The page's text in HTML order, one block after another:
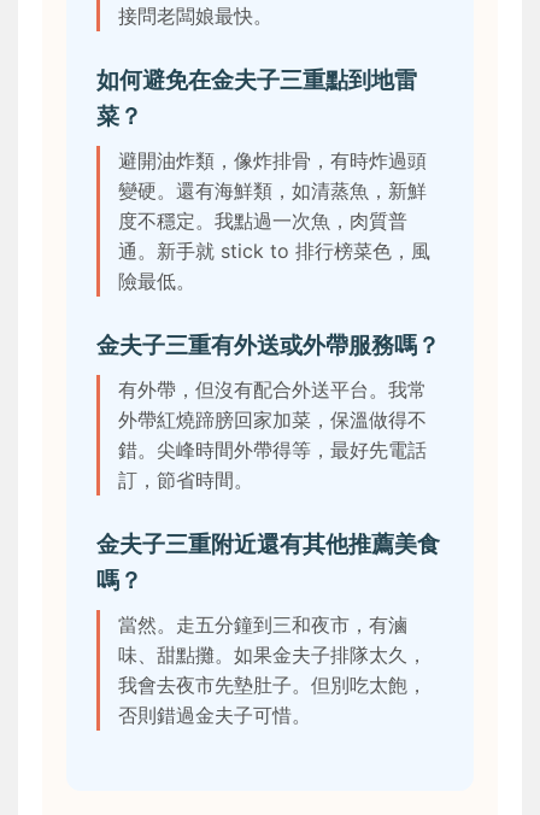
接問老闆娘最快。
如何避免在金夫子三重點到地雷
菜？
避開油炸類，像炸排骨，有時炸過頭
變硬。還有海鮮類，如清蒸魚，新鮮
度不穩定。我點過一次魚，肉質普
通。新手就 stick to 排行榜菜色，風
險最低。
金夫子三重有外送或外帶服務嗎？
有外帶，但沒有配合外送平台。我常
外帶紅燒蹄膀回家加菜，保溫做得不
錯。尖峰時間外帶得等，最好先電話
訂，節省時間。
金夫子三重附近還有其他推薦美食
嗎？
當然。走五分鐘到三和夜市，有滷
味、甜點攤。如果金夫子排隊太久，
我會去夜市先墊肚子。但別吃太飽，
否則錯過金夫子可惜。